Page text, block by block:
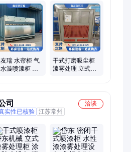
除尘柜、漆雾净化设备、废气处理设
设备、喷淋塔净化器、光氧催化设
粉回收房、废气吸附环保箱
瑞 水帘柜 气
漩喷漆柜 废
干式打磨吸尘柜
漆雾处理 立式粉
司
洽谈
实性已核验 江苏常州